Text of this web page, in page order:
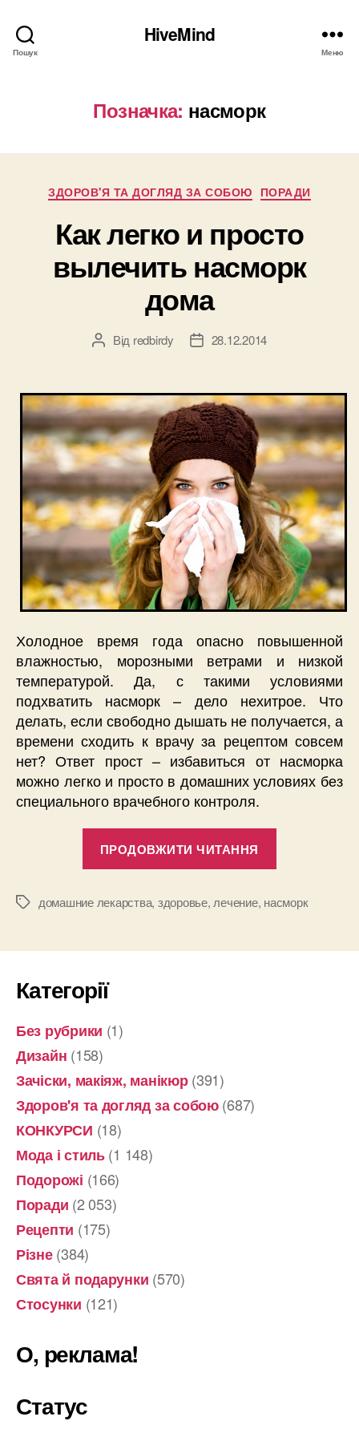
Пошук
HiveMind
Меню
Позначка: насморк
Категорії
ЗДОРОВ'Я ТА ДОГЛЯД ЗА СОБОЮ ПОРАДИ
Как легко и просто
вылечить насморк
дома
Автор
Від redbirdy
Дата28.12.2014
Холодное время года опасно повышенной
влажностью, морозными ветрами и низкой
температурой. Да, с такими условиями
подхватить насморк – дело нехитрое. Что
делать, если свободно дышать не получается, а
времени сходить к врачу за рецептом совсем
нет? Ответ прост – избавиться от насморка
можно легко и просто в домашних условиях без
специального врачебного контроля.
ПРОДОВЖИТИ ЧИТАННЯ
просто
насморк
Позначки
домашние лекарства, здоровье,лечение, насморк
Категорії
Без рубрики (1)
Дизайн (158)
Зачіски, макіяж, манікюр(391)
Здоров'я та догляд за собою(687)
КОНКУРСИ (18)
Мода і стиль(1 148)
Подорожі (166)
Поради (2 053)
Рецепти (175)
Різне(384)
Свята й подарунки (570)
Стосунки (121)
О, реклама!
Статус